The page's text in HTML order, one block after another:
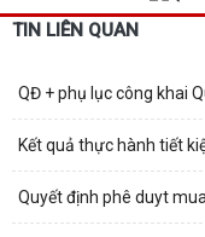
TIN LIÊN QUAN
QĐ + phụ lục công khai
Kết quả thực hành tiết
Quyết định phê duyt